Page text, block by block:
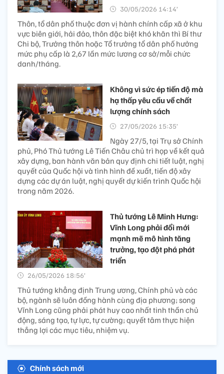
30/05/2026 14:14’
Thôn, tổ dân phố thuộc đơn vị hành chính cấp xã ở khu
vực biên giới, hải đảo, thôn đặc biệt khó khăn thì Bí thư
Chi bộ, Trưởng thôn hoặc Tổ trưởng tổ dân phố hưởng
mức phụ cấp là 2,67 lần mức lương cơ sở/mỗi chức
danh/tháng.
Không vì sức ép tiến độ mà
hạ thấp yêu cầu về chất
lượng chính sách​
27/05/2026 15:35’
Ngày 27/5, tại Trụ sở Chính
phủ, Phó Thủ tướng Lê Tiến Châu chủ trì họp về kết quả
xây dựng, ban hành văn bản quy định chi tiết luật, nghị
quyết của Quốc hội và tình hình đề xuất, tiến độ xây
dựng các dự án luật, nghị quyết dự kiến trình Quốc hội
trong năm 2026.
Thủ tướng Lê Minh Hưng:
Vĩnh Long phải đổi mới
mạnh mẽ mô hình tăng
trưởng, tạo đột phá phát
triển
26/05/2026 18:56’
Thủ tướng khẳng định Trung ương, Chính phủ và các
bộ, ngành sẽ luôn đồng hành cùng địa phương; song
Vĩnh Long cũng phải phát huy cao nhất tinh thần chủ
động, sáng tạo, tự lực, tự cường; quyết tâm thực hiện
thắng lợi các mục tiêu, nhiệm vụ.
Chính sách mới